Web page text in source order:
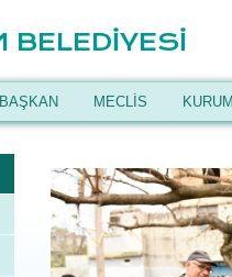
BELEDİYESİ
BAŞKAN MECLİS